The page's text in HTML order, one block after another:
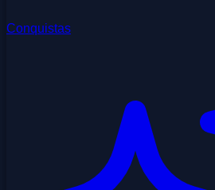
Conquistas